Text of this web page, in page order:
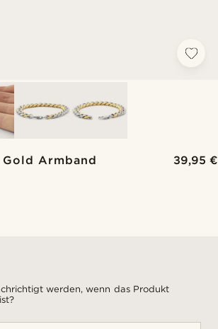
Armband 39,95 €
werden, wenn das Produkt